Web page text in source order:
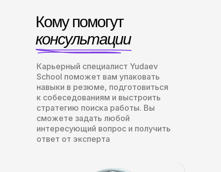
Кому помогут
консультации
Карьерный специалист Yudaev
School поможет вам упаковать
навыки в резюме, подготовиться
к собеседованиям и выстроить
стратегию поиска работы. Вы
сможете задать любой
интересующий вопрос и получить
ответ от эксперта